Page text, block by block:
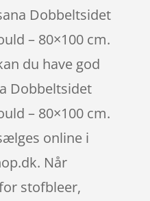
Dobbeltsidet
– 80×100 cm.
du have god
Dobbeltsidet
– 80×100 cm.
online i
Når
stofbleer,